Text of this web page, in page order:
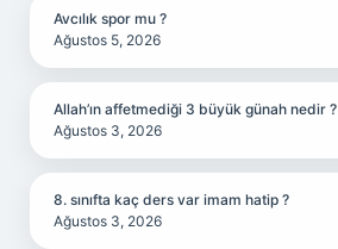
Avcılık spor mu ?
Ağustos 5, 2026
Allah’ın affetmediği 3 büyük günah nedir ?
Ağustos 3, 2026
8. sınıfta kaç ders var imam hatip ?
Ağustos 3, 2026